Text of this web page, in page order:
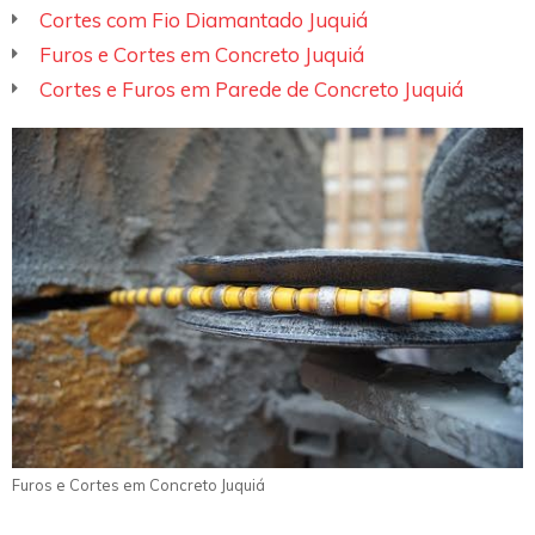
Cortes com Fio Diamantado Juquiá
Furos e Cortes em Concreto Juquiá
Cortes e Furos em Parede de Concreto Juquiá
Furos e Cortes em Concreto Juquiá